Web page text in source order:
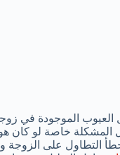
العيوب الموجودة في
المشكلة خاصة لو كان
التطاول على الزوجة